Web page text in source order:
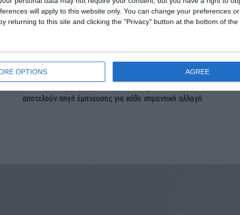
will apply to this website only. You can change your preferences
returning to this site and clicking the "Privacy" button at the bottom of the
OPTIONS AGREE
αυτό, κάθε μέλος μας καθοδηγείται από έναν wellness
coach και μια ομάδα ειδικών
πλάνο
Για να προσεγγίσουμε την ευεξία, χρειάζεται να
εντάξουμε στην καθημερινότητά μας νέες συνήθειες. Ο
αποτελούν πηγή έμπνευσης για κάθε σημαντική αλλαγή
Ο